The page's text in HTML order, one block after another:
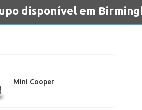
disponível em
Mini Cooper